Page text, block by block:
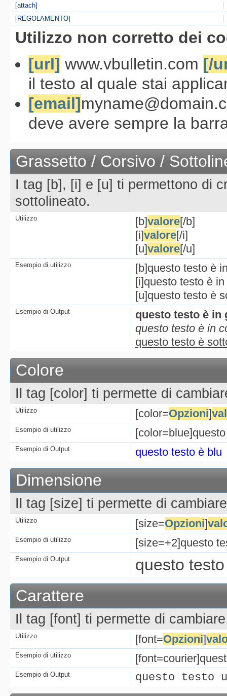
[attach]
[REGOLAMENTO]
Utilizzo non corretto dei
[url] www.vbulletin.com [/
il testo al quale stai
[email]
deve avere sempre la
Grassetto / Corsivo /
I tag [b], [i] e [u] ti permettono di
sottolineato.
[b]valore[/b]
[i]valore[/i]
[u]valore[/u]
Utilizzo
[b]questo testo è
[i]questo testo è
[u]questo testo è
Esempio di utilizzo
questo testo è in
questo testo è in
questo testo è
Esempio di Output
Colore
Il tag [color] ti permette di
[color=Opzioni]
Utilizzo
Esempio di utilizzo
questo testo è blu
Esempio di Output
Dimensione
Il tag [size] ti permette di
[size=Opzioni]
Utilizzo
[size=+2]questo
Esempio di utilizzo
questo
Esempio di Output
Carattere
Il tag [font] ti permette di
[font=Opzioni]
Utilizzo
Esempio di utilizzo
questo
Esempio di Output